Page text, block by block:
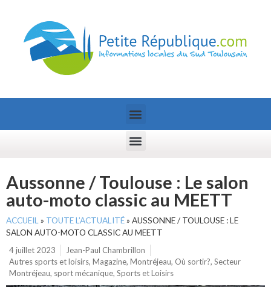
Aussonne / Toulouse : Le salon
auto-moto classic au MEETT
ACCUEIL » TOUTE L’ACTUALITÉ» AUSSONNE / TOULOUSE : LE
SALON AUTO-MOTO CLASSIC AU MEETT
4 juillet 2023
Jean-Paul Chambrillon
Autres sports et loisirs, Magazine, Montréjeau, Où sortir?, Secteur
Montréjeau, sport mécanique, Sports et Loisirs